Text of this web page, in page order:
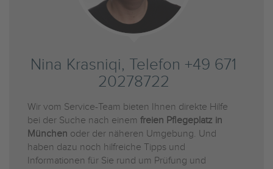
Nina Krasniqi, Telefon +49 671
20278722
Wir vom Service-Team bieten Ihnen direkte Hilfe
bei der Suche nach einem freien Pflegeplatz in
München oder der näheren Umgebung. Und
haben dazu noch hilfreiche Tipps und
Informationen für Sie rund um Prüfung und